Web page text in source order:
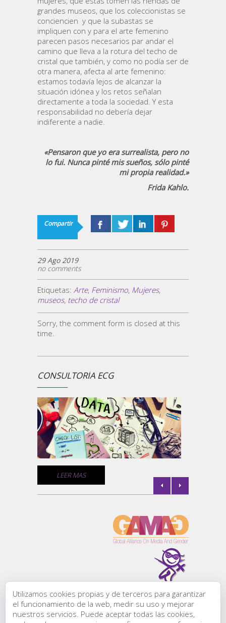
grandes museos, que los coleccionistas se
conciencien y que la subastas se
impliquen con y para el arte femenino
parecen pasos necesarios par andar el
camino que lleva a la rotura del techo de
cristal que también, y como no podía ser de
otra manera, afecta al arte femenino:
estamos todavía lejos de alcanzar la
situación idónea y los retos señalan
directamente a toda la sociedad. Y esta
responsabilidad no debería dejar
indiferente a nadie.
«Pensaron que yo era surrealista, pero no
lo fui. Nunca pinté mis sueños, sólo pinté
mi propia realidad.»
Frida Kahlo.
Compartir
29 Ago 2019
no comments
Etiquetas: Arte, Feminismo, Mujeres,
museos, techo de cristal
Sorry, the comment form is closed at this
time.
CONSULTORÍA ECG
LEER MAS
Todos los derechos
reservados:
Utilizamos cookies propias y de terceros para garantizar
el funcionamiento de la web, medir su uso y mejorar
nuestros servicios. Puede aceptar todas las cookies,